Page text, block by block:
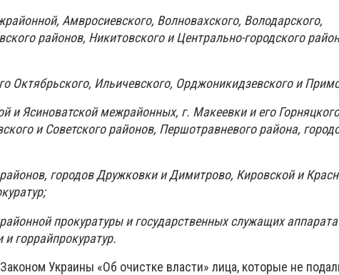
Амвросиевского, Волновахского, Володарского,
районов, Никитовского и Центрально-городского
Октябрьского, Ильичевского, Орджоникидзевского и
и Ясиноватской межрайонных, г. Макеевки и его
и Советского районов, Першотравневого района,
городов Дружковки и Димитрово, Кировской и
прокуратуры и государственных служащих
горрайпрокуратур.
Украины «Об очистке власти» лица, которые не